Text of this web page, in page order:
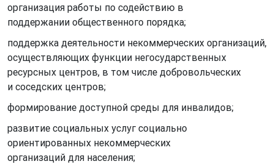
организация работы по содействию в
поддержании общественного порядка;
поддержка деятельности некоммерческих организаций,
осуществляющих функции негосударственных
ресурсных центров, в том числе добровольческих
и соседских центров;
формирование доступной среды для инвалидов;
развитие социальных услуг социально
ориентированных некоммерческих
организаций для населения;